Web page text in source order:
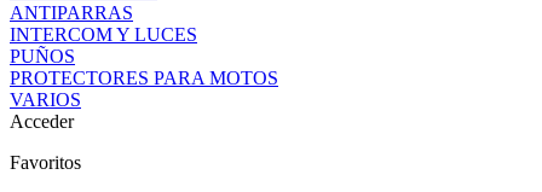
ANTIPARRAS
INTERCOM Y LUCES
PUÑOS
PROTECTORES PARA MOTOS
VARIOS
Acceder
Favoritos